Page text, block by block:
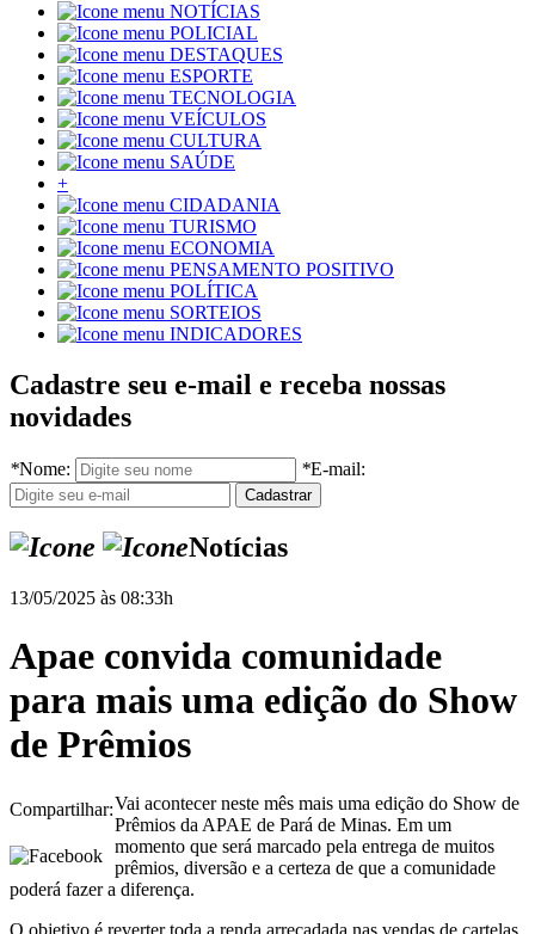
NOTÍCIAS
POLICIAL
DESTAQUES
ESPORTE
TECNOLOGIA
VEÍCULOS
CULTURA
SAÚDE
+
CIDADANIA
TURISMO
ECONOMIA
PENSAMENTO POSITIVO
POLÍTICA
SORTEIOS
INDICADORES
Cadastre seu e-mail e receba nossas
novidades
*Nome: *E-mail:
Notícias
13/05/2025 às 08:33h
Apae convida comunidade
para mais uma edição do Show
de Prêmios
Compartilhar:Vai acontecer neste mês mais uma edição do Show de
Prêmios da APAE de Pará de Minas. Em um
momento que será marcado pela entrega de muitos
prêmios, diversão e a certeza de que a comunidade
poderá fazer a diferença.
O objetivo é reverter toda a renda arrecadada nas vendas de cartelas